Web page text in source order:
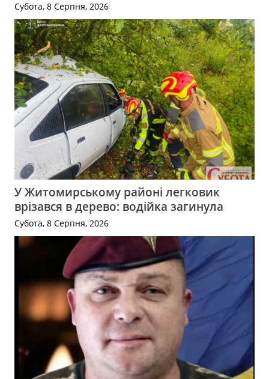
Субота, 8 Серпня, 2026
У Житомирському районі легковик
врізався в дерево: водійка загинула
Субота, 8 Серпня, 2026